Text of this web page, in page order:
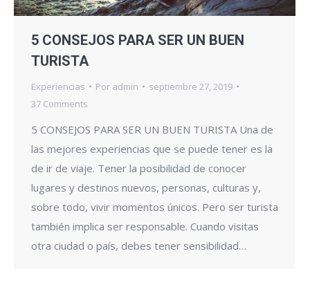
5 CONSEJOS PARA SER UN BUEN
TURISTA
Experiencias Por admin
septiembre 27, 2019
37 Comments
5 CONSEJOS PARA SER UN BUEN TURISTA Una de
las mejores experiencias que se puede tener es la
de ir de viaje. Tener la posibilidad de conocer
lugares y destinos nuevos, personas, culturas y,
sobre todo, vivir momentos únicos. Pero ser turista
también implica ser responsable. Cuando visitas
otra ciudad o país, debes tener sensibilidad…